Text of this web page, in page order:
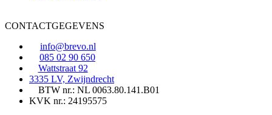
CONTACTGEGEVENS
info@brevo.nl
085 02 90 650
Wattstraat 92
3335 LV, Zwijndrecht
BTW nr.: NL 0063.80.141.B01
KVK nr.: 24195575